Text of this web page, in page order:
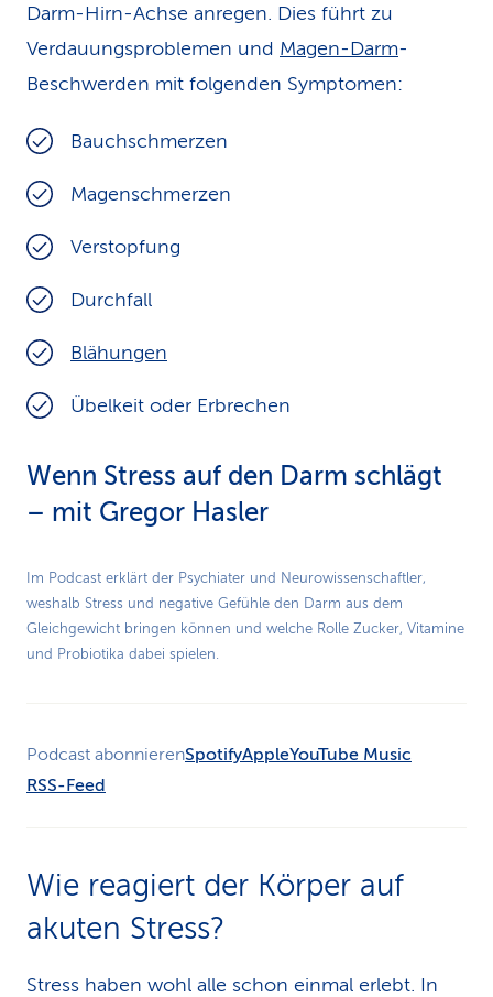
Darm-Hirn-Achse anregen. Dies führt zu
Verdauungs­problemen und Magen-Darm-
Beschwerden mit folgenden Symptomen:
Bauchschmerzen
Magenschmerzen
Verstopfung
Durchfall
Blähungen
Übelkeit oder Erbrechen
Wenn Stress auf den Darm schlägt
– mit Gregor Hasler
Play
Video
Im Podcast erklärt der Psychiater und Neurowissenschaftler,
weshalb Stress und negative Gefühle den Darm aus dem
Gleichgewicht bringen können und welche Rolle Zucker, Vitamine
und Probiotika dabei spielen.
Podcast abonnierenSpotifyAppleYouTube Music
RSS-Feed
Wie reagiert der Körper auf
akuten Stress?
Stress haben wohl alle schon einmal erlebt. In